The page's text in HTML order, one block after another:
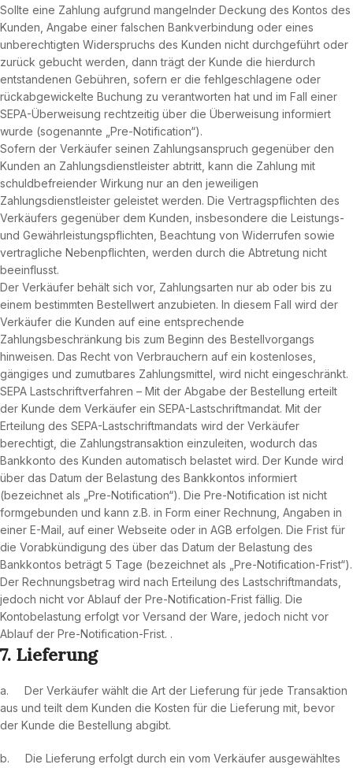
Sollte eine Zahlung aufgrund mangelnder Deckung des Kontos des
Kunden, Angabe einer falschen Bankverbindung oder eines
unberechtigten Widerspruchs des Kunden nicht durchgeführt oder
zurück gebucht werden, dann trägt der Kunde die hierdurch
entstandenen Gebühren, sofern er die fehlgeschlagene oder
rückabgewickelte Buchung zu verantworten hat und im Fall einer
SEPA-Überweisung rechtzeitig über die Überweisung informiert
wurde (sogenannte „Pre-Notification“).
Sofern der Verkäufer seinen Zahlungsanspruch gegenüber den
Kunden an Zahlungsdienstleister abtritt, kann die Zahlung mit
schuldbefreiender Wirkung nur an den jeweiligen
Zahlungsdienstleister geleistet werden. Die Vertragspflichten des
Verkäufers gegenüber dem Kunden, insbesondere die Leistungs-
und Gewährleistungspflichten, Beachtung von Widerrufen sowie
vertragliche Nebenpflichten, werden durch die Abtretung nicht
beeinflusst.
Der Verkäufer behält sich vor, Zahlungsarten nur ab oder bis zu
einem bestimmten Bestellwert anzubieten. In diesem Fall wird der
Verkäufer die Kunden auf eine entsprechende
Zahlungsbeschränkung bis zum Beginn des Bestellvorgangs
hinweisen. Das Recht von Verbrauchern auf ein kostenloses,
gängiges und zumutbares Zahlungsmittel, wird nicht eingeschränkt.
SEPA Lastschriftverfahren – Mit der Abgabe der Bestellung erteilt
der Kunde dem Verkäufer ein SEPA-Lastschriftmandat. Mit der
Erteilung des SEPA-Lastschriftmandats wird der Verkäufer
berechtigt, die Zahlungstransaktion einzuleiten, wodurch das
Bankkonto des Kunden automatisch belastet wird. Der Kunde wird
über das Datum der Belastung des Bankkontos informiert
(bezeichnet als „Pre-Notification“). Die Pre-Notification ist nicht
formgebunden und kann z.B. in Form einer Rechnung, Angaben in
einer E-Mail, auf einer Webseite oder in AGB erfolgen. Die Frist für
die Vorabkündigung des über das Datum der Belastung des
Bankkontos beträgt 5 Tage (bezeichnet als „Pre-Notification-Frist“).
Der Rechnungsbetrag wird nach Erteilung des Lastschriftmandats,
jedoch nicht vor Ablauf der Pre-Notification-Frist fällig. Die
Kontobelastung erfolgt vor Versand der Ware, jedoch nicht vor
Ablauf der Pre-Notification-Frist. .
7. Lieferung
a. Der Verkäufer wählt die Art der Lieferung für jede Transaktion
aus und teilt dem Kunden die Kosten für die Lieferung mit, bevor
der Kunde die Bestellung abgibt.
b. Die Lieferung erfolgt durch ein vom Verkäufer ausgewähltes